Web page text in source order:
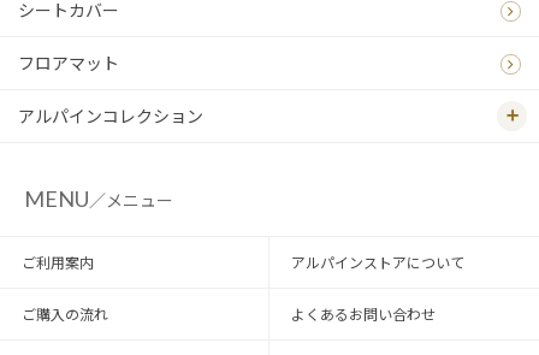
シートカバー
フロアマット
アルパインコレクション
MENU／メニュー
ご利用案内 アルパインストアについて
ご購入の流れ よくあるお問い合わせ